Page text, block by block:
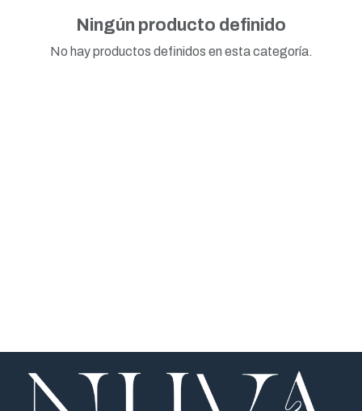
Ningún producto definido
No hay productos definidos en esta categoría.